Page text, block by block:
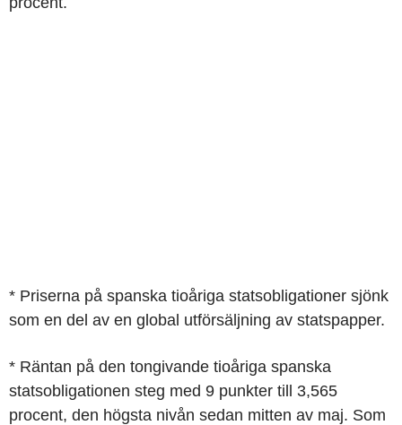
* Priserna på spanska tioåriga statsobligationer sjönk
som en del av en global utförsäljning av statspapper.
* Räntan på den tongivande tioåriga spanska
statsobligationen steg med 9 punkter till 3,565
procent, den högsta nivån sedan mitten av maj. Som